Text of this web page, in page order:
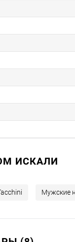
ИСКАЛИ
Мужские